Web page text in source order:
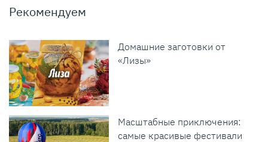
Рекомендуем
Домашние заготовки от
«Лизы»
Масштабные приключения:
самые красивые фестивали